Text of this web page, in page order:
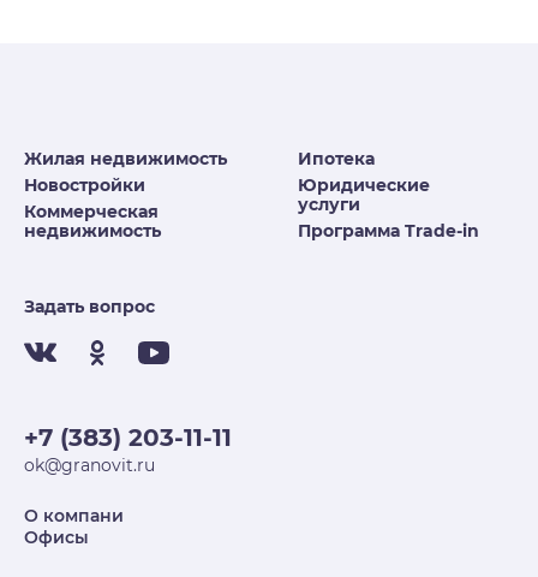
Жилая недвижимость
Новостройки
Коммерческая
недвижимость
Ипотека
Юридические
услуги
Программа Trade-in
Задать вопрос
+7 (383) 203-11-11
ok@granovit.ru
О компани
Офисы